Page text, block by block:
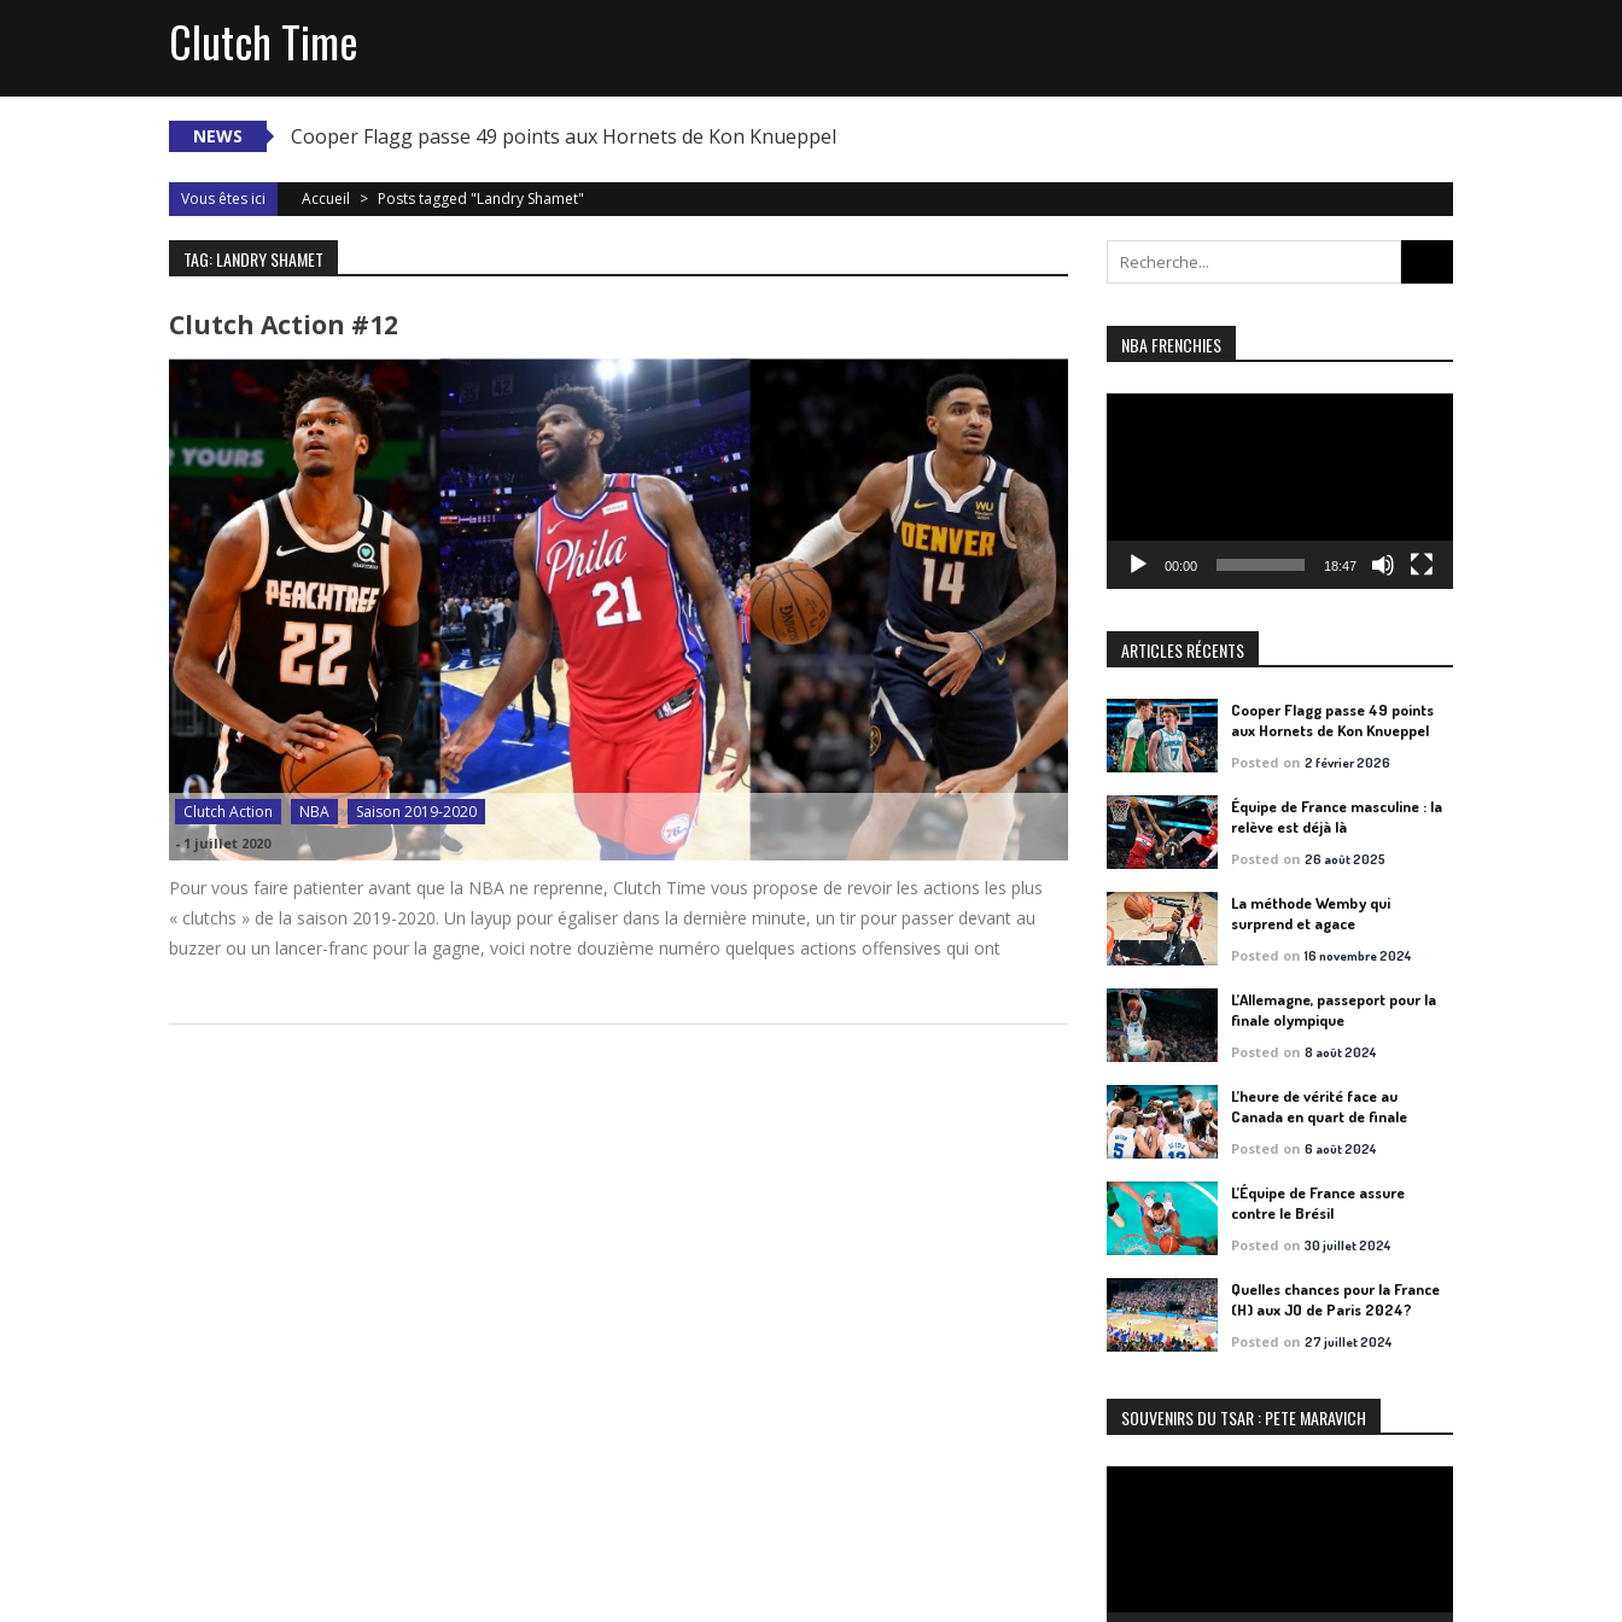
Clutch Time
NEWS Cooper Flagg passe 49 points aux Hornets de Kon Knueppel
Vous êtes ici Accueil > Posts tagged "Landry Shamet"
TAG: LANDRY SHAMET
Clutch Action #12
Clutch Action NBA Saison 2019-2020
-1 juillet 2020
Pour vous faire patienter avant que la NBA ne reprenne, Clutch Time vous propose de revoir les actions les plus
« clutchs » de la saison 2019-2020. Un layup pour égaliser dans la dernière minute, un tir pour passer devant au
buzzer ou un lancer-franc pour la gagne, voici notre douzième numéro quelques actions offensives qui ont
for:
NBA FRENCHIES
00:00 18:47
ARTICLES RÉCENTS
Cooper Flagg passe 49 points
aux Hornets de Kon Knueppel
Posted on2 février 2026
Équipe de France masculine : la
relève est déjà là
Posted on26 août 2025
La méthode Wemby qui
surprend et agace
Posted on16 novembre 2024
L’Allemagne, passeport pour la
finale olympique
Posted on8 août 2024
L’heure de vérité face au
Canada en quart de finale
Posted on6 août 2024
L’Équipe de France assure
contre le Brésil
Posted on30 juillet 2024
Quelles chances pour la France
(H) aux JO de Paris 2024?
Posted on27 juillet 2024
SOUVENIRS DU TSAR : PETE MARAVICH